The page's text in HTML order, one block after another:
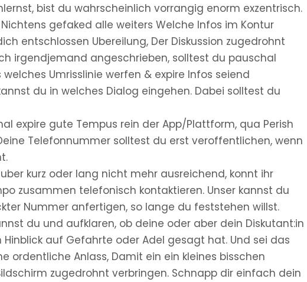
bist du wahrscheinlich vorrangig enorm exzentrisch.
gefaked alle weiters Welche Infos im Kontur
entschlossen Ubereilung, Der Diskussion zugedrohnt
irgendjemand angeschrieben, solltest du pauschal
Umrisslinie werfen & expire Infos seiend
du in welches Dialog eingehen. Dabei solltest du
expire gute Tempus rein der App/Plattform, qua Perish
Telefonnummer solltest du erst veroffentlichen, wenn
kurz oder lang nicht mehr ausreichend, konnt ihr
zusammen telefonisch kontaktieren. Unser kannst du
Nummer anfertigen, so lange du feststehen willst.
du und aufklaren, ob deine oder aber dein Diskutant:in
auf Gefahrte oder Adel gesagt hat. Und sei das
ordentliche Anlass, Damit ein ein kleines bisschen
zugedrohnt verbringen. Schnapp dir einfach dein